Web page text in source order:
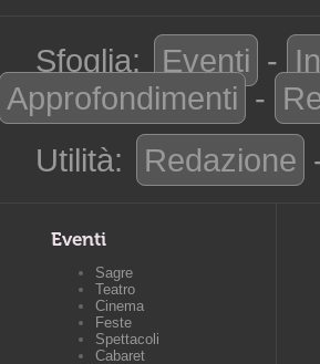
Sfoglia: Eventi -
Approfondimenti -
Utilità:
Redazione
Eventi
Sagre
Teatro
Cinema
Feste
Spettacoli
Cabaret